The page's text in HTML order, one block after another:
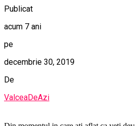
Publicat
acum 7 ani
pe
decembrie 30, 2019
De
ValceaDeAzi